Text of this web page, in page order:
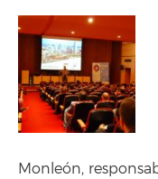
Monleón,